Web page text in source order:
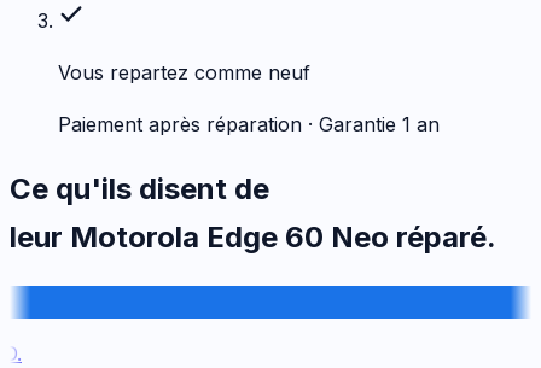
Vous repartez comme neuf
Paiement après réparation · Garantie 1 an
Ce qu'ils disent de
leur Motorola Edge 60 Neo réparé.